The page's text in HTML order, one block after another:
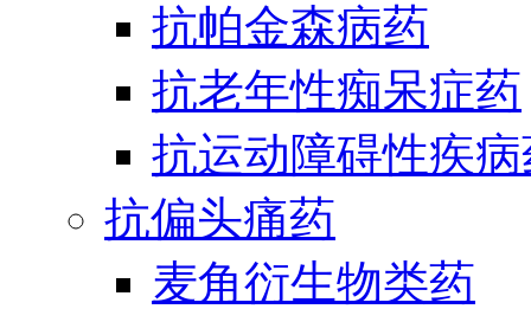
抗帕金森病药
抗老年性痴呆症药
抗运动障碍性疾
抗偏头痛药
麦角衍生物类药